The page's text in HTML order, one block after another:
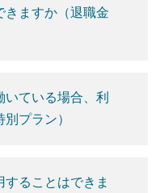
ますか（退職金
いている場合、利
プラン）
ることはできま